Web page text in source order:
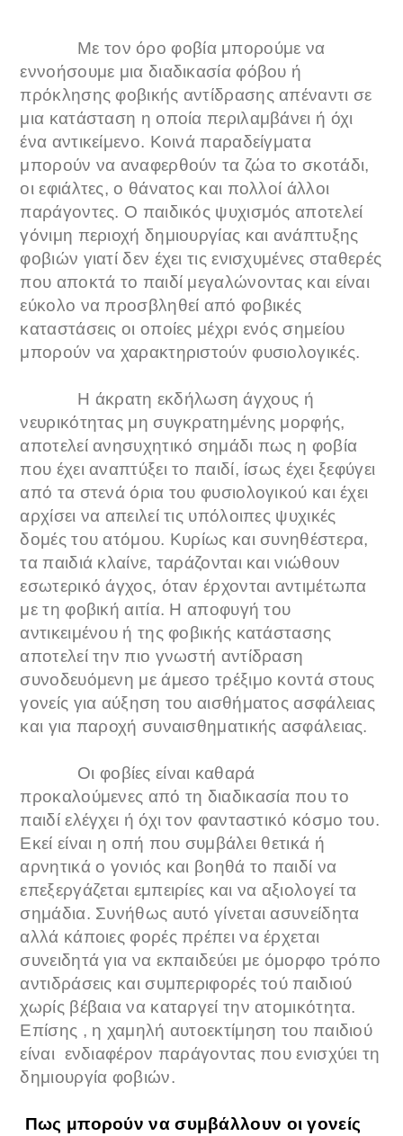
Με τον όρο φοβία μπορούμε να
εννοήσουμε μια διαδικασία φόβου ή
πρόκλησης φοβικής αντίδρασης απέναντι σε
μια κατάσταση η οποία περιλαμβάνει ή όχι
ένα αντικείμενο. Κοινά παραδείγματα
μπορούν να αναφερθούν τα ζώα το σκοτάδι,
οι εφιάλτες, ο θάνατος και πολλοί άλλοι
παράγοντες. Ο παιδικός ψυχισμός αποτελεί
γόνιμη περιοχή δημιουργίας και ανάπτυξης
φοβιών γιατί δεν έχει τις ενισχυμένες σταθερές
που αποκτά το παιδί μεγαλώνοντας και είναι
εύκολο να προσβληθεί από φοβικές
καταστάσεις οι οποίες μέχρι ενός σημείου
μπορούν να χαρακτηριστούν φυσιολογικές.
Η άκρατη εκδήλωση άγχους ή
νευρικότητας μη συγκρατημένης μορφής,
αποτελεί ανησυχητικό σημάδι πως η φοβία
που έχει αναπτύξει το παιδί, ίσως έχει ξεφύγει
από τα στενά όρια του φυσιολογικού και έχει
αρχίσει να απειλεί τις υπόλοιπες ψυχικές
δομές του ατόμου. Κυρίως και συνηθέστερα,
τα παιδιά κλαίνε, ταράζονται και νιώθουν
εσωτερικό άγχος, όταν έρχονται αντιμέτωπα
με τη φοβική αιτία. Η αποφυγή του
αντικειμένου ή της φοβικής κατάστασης
αποτελεί την πιο γνωστή αντίδραση
συνοδευόμενη με άμεσο τρέξιμο κοντά στους
γονείς για αύξηση του αισθήματος ασφάλειας
και για παροχή συναισθηματικής ασφάλειας.
Οι φοβίες είναι καθαρά
προκαλούμενες από τη διαδικασία που το
παιδί ελέγχει ή όχι τον φανταστικό κόσμο του.
Εκεί είναι η οπή που συμβάλει θετικά ή
αρνητικά ο γονιός και βοηθά το παιδί να
επεξεργάζεται εμπειρίες και να αξιολογεί τα
σημάδια. Συνήθως αυτό γίνεται ασυνείδητα
αλλά κάποιες φορές πρέπει να έρχεται
συνειδητά για να εκπαιδεύει με όμορφο τρόπο
αντιδράσεις και συμπεριφορές τού παιδιού
χωρίς βέβαια να καταργεί την ατομικότητα.
Επίσης , η χαμηλή αυτοεκτίμηση του παιδιού
είναι ενδιαφέρον παράγοντας που ενισχύει τη
δημιουργία φοβιών.
Πως μπορούν να συμβάλλουν οι γονείς